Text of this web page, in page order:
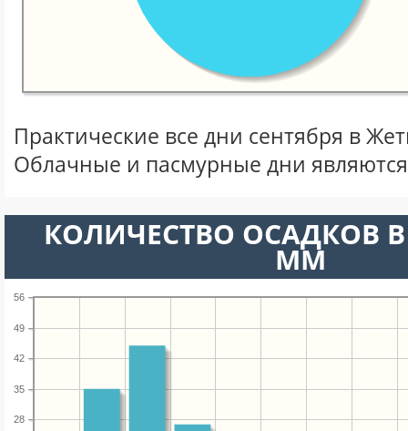
Практические все дни сентября в
Облачные и пасмурные дни
КОЛИЧЕСТВО ОСАДКОВ В
ММ
28
35
42
49
56